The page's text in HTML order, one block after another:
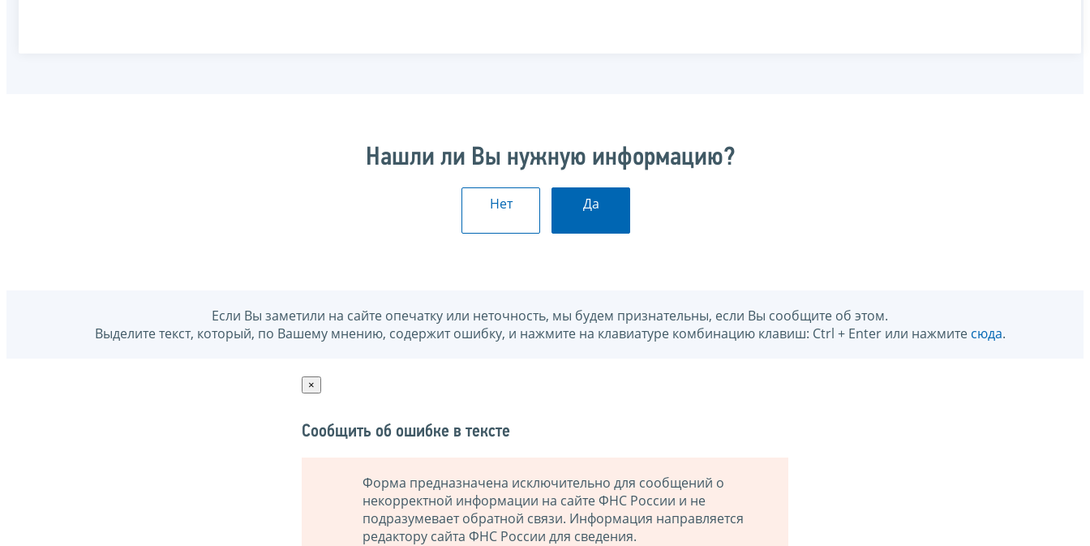
Нашли ли Вы нужную информацию?
Нет Да
Если Вы заметили на сайте опечатку или неточность, мы будем признательны, если Вы сообщите об этом.
Выделите текст, который, по Вашему мнению, содержит ошибку, и нажмите на клавиатуре комбинацию клавиш: Ctrl + Enter или нажмите сюда.
×
Сообщить об ошибке в тексте
Форма предназначена исключительно для сообщений о
некорректной информации на сайте ФНС России и не
подразумевает обратной связи. Информация направляется
редактору сайта ФНС России для сведения.